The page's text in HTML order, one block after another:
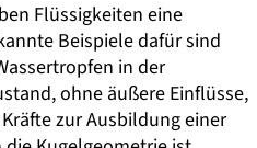
Flüssigkeiten eine
Beispiele dafür sind
in der
ohne äußere Einflüsse,
zur Ausbildung einer